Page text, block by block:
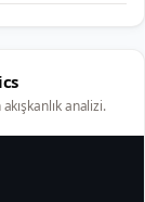
analizi.